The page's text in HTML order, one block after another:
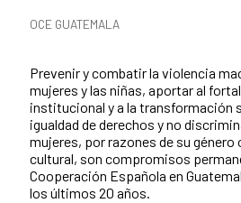
News categories
OCE GUATEMALA
Prevenir y combatir la violencia
mujeres y las niñas, aportar al
institucional y a la transformación
igualdad de derechos y no
mujeres, por razones de su
cultural, son compromisos
Cooperación Española en
los últimos 20 años.